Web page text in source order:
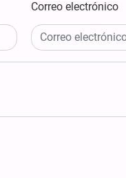
Correo electrónico